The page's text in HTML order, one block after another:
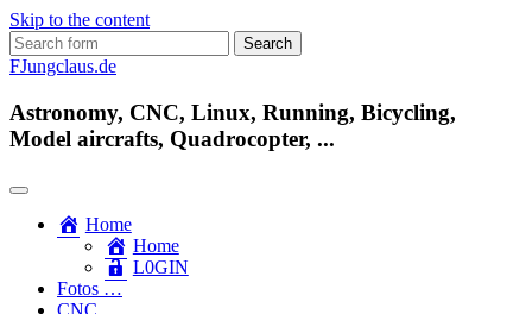
Skip to the content
Search
for:
FJungclaus.de
Astronomy, CNC, Linux, Running, Bicycling,
Model aircrafts, Quadrocopter, ...
Home
Home
L​0​​GIN
Fotos …